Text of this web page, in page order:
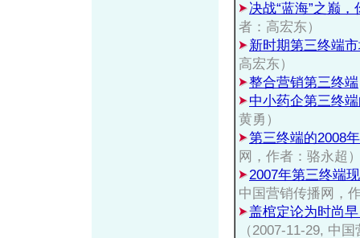
决战“蓝海”之巅
者：高宏东）
新时期第三终端
高宏东）
整合营销第三终端
中小药企第三终
黄勇）
第三终端的2008
网，作者：骆永超
2007年第三终端
中国营销传播网，
盖棺定论为时尚
（2007-11-29, 中